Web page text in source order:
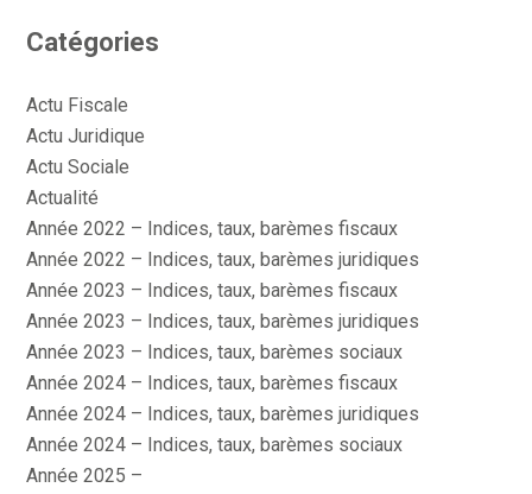
Catégories
Actu Fiscale
Actu Juridique
Actu Sociale
Actualité
Année 2022 – Indices, taux, barèmes fiscaux
Année 2022 – Indices, taux, barèmes juridiques
Année 2023 – Indices, taux, barèmes fiscaux
Année 2023 – Indices, taux, barèmes juridiques
Année 2023 – Indices, taux, barèmes sociaux
Année 2024 – Indices, taux, barèmes fiscaux
Année 2024 – Indices, taux, barèmes juridiques
Année 2024 – Indices, taux, barèmes sociaux
Année 2025 –